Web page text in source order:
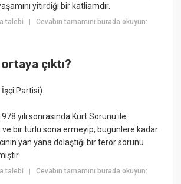
yitirdiği bir katliamdır.
talebi |Cevabın tamamını burada okuyun:
çıktı?
İşçi Partisi)
yılı sonrasında Kürt Sorunu ile
ve bir türlü sona ermeyip, bugünlere kadar
yan yana dolaştığı bir terör sorunu
talebi |Cevabın tamamını burada okuyun: